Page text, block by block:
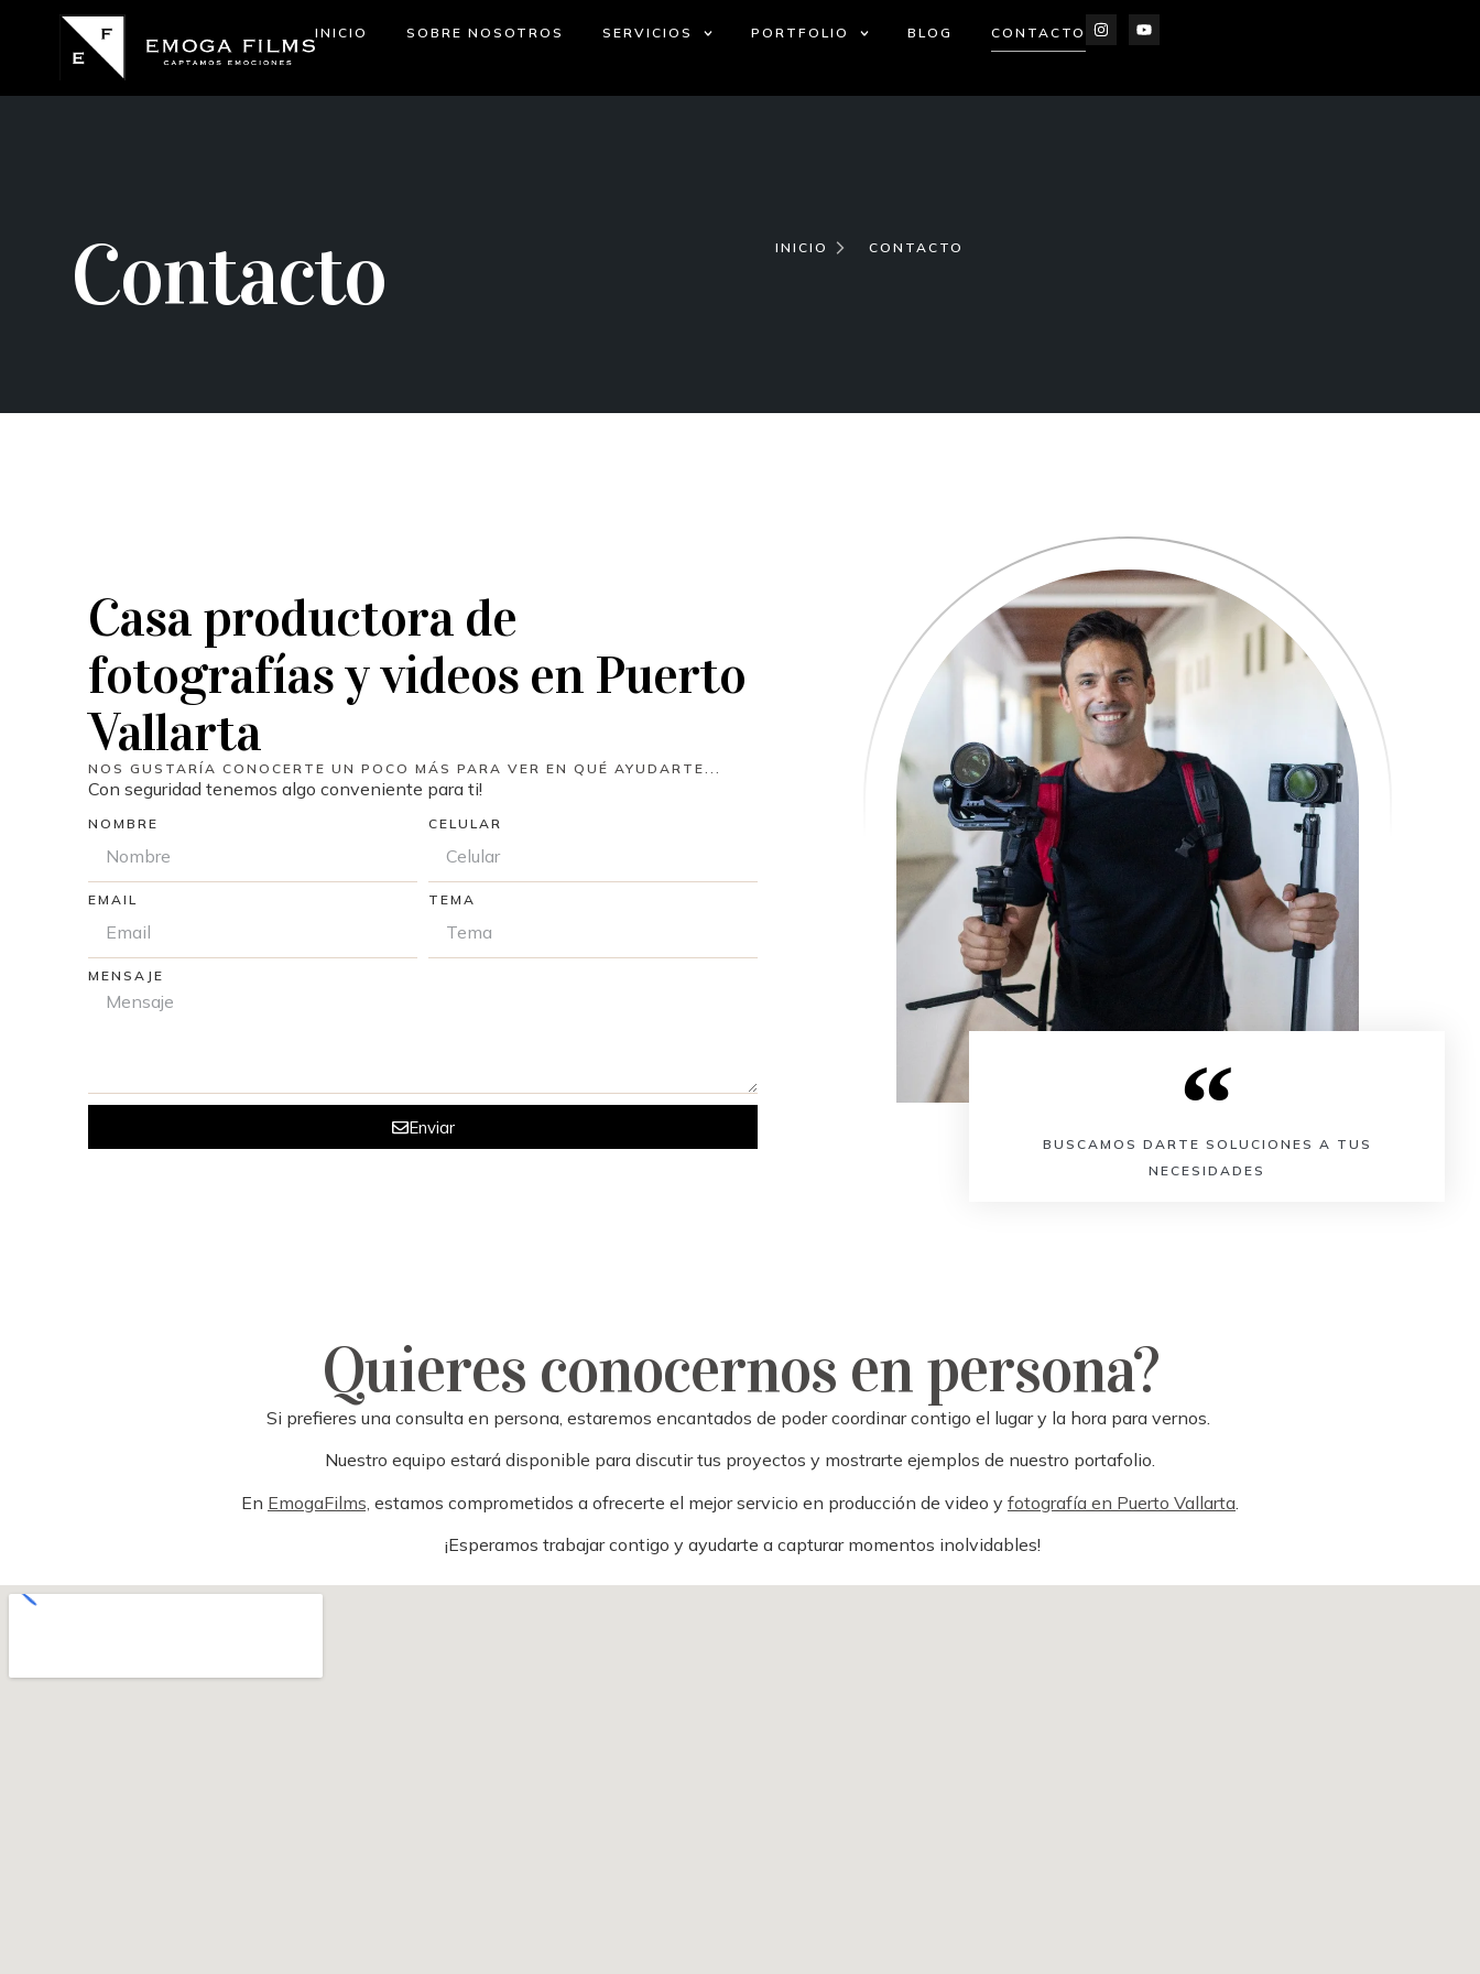
INICIO SOBRE NOSOTROS SERVICIOS PORTFOLIO BLOG CONTACTO
Contacto INICIO CONTACTO
Casa productora de
fotografías y videos en Puerto
Vallarta
NOS GUSTARÍA CONOCERTE UN POCO MÁS PARA VER EN QUÉ AYUDARTE...
Con seguridad tenemos algo conveniente para ti!
NOMBRE CELULAR
EMAIL TEMA
MENSAJE
Enviar
BUSCAMOS DARTE SOLUCIONES A TUS
NECESIDADES
Quieres conocernos en persona?
Si prefieres una consulta en persona, estaremos encantados de poder coordinar contigo el lugar y la hora para vernos.
Nuestro equipo estará disponible para discutir tus proyectos y mostrarte ejemplos de nuestro portafolio.
En EmogaFilms, estamos comprometidos a ofrecerte el mejor servicio en producción de video y fotografía en Puerto Vallarta
¡Esperamos trabajar contigo y ayudarte a capturar momentos inolvidables!